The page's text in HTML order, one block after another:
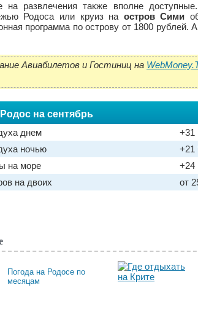
развлечения также вполне
Родоса или круиз на остров Сими
программа по острову от 1800 рублей.
Авиабилетов и Гостиниц на
на сентябрь
днем
+31
ночью
+21
на море
+24
на двоих
от
Погода на Родосе по
месяцам